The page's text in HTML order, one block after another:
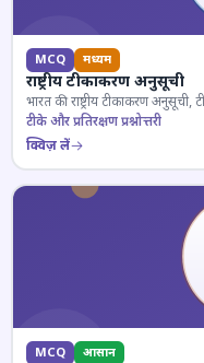
MCQ मध्यम
राष्ट्रीय टीकाकरण अनुसूची
भारत की राष्ट्रीय टीकाकरण अनुसूची,
टीके और प्रतिरक्षण प्रश्नोत्तरी
क्विज़ लें
MCQ आसान